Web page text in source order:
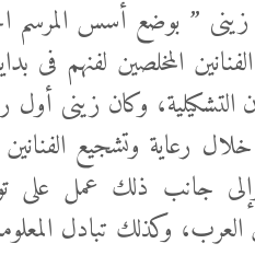
المخلصين لفنهم فى
التشكيلية، وكان زينى
رعاية وتشجيع
جانب ذلك عمل على
العرب، وكذلك تبادل